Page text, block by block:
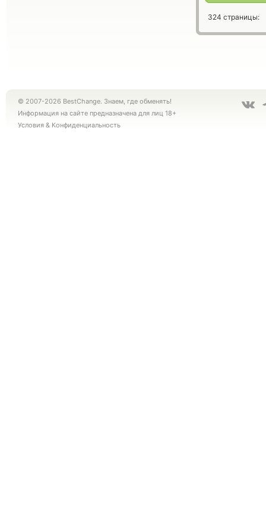
324 страницы:
© 2007-2026 BestChange. Знаем, где обменять!
Информация на сайте предназначена для лиц 18+
Условия & Конфиденциальность